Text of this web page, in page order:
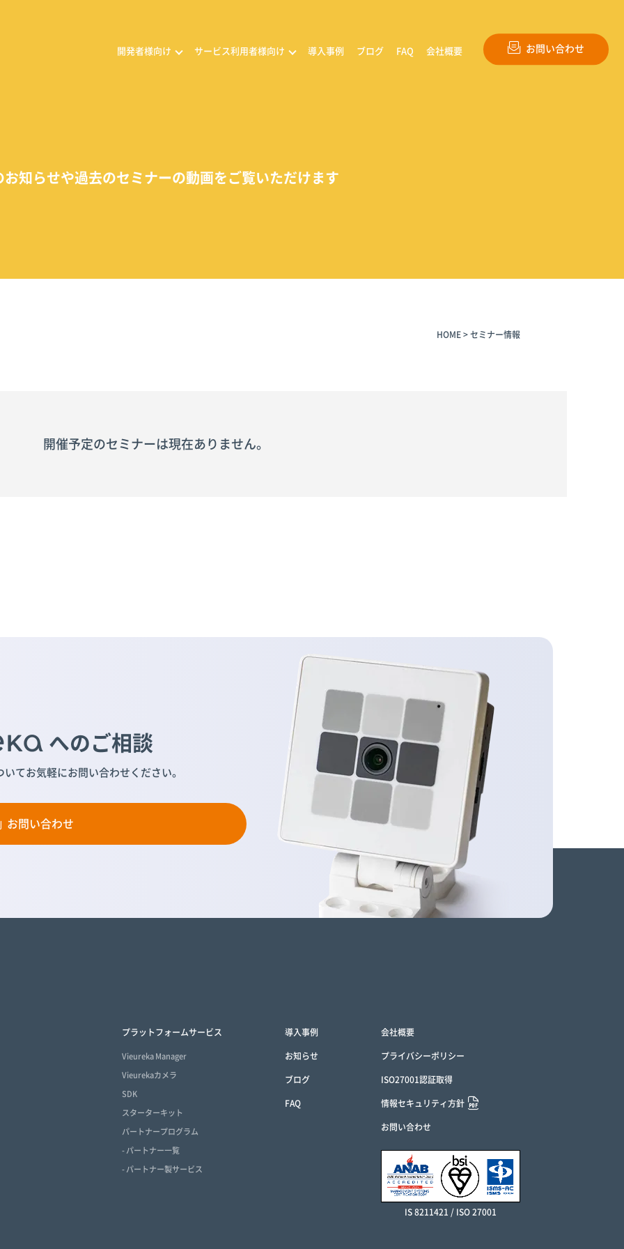
開発者様向け サービス利用者様向け 導入事例 ブログ FAQ 会社概要 お問い合わせ
ープログラム
活用の相談
知らせや過去のセミナーの動画をご覧いただけます
HOME> セミナー情報
開催予定のセミナーは現在ありません。
へのご相談
いてお気軽にお問い合わせください。
お問い合わせ
プラットフォームサービス
Vieureka Manager
Vieurekaカメラ
SDK
スターターキット
パートナープログラム
- パートナー一覧
- パートナー製サービス
導入事例
お知らせ
ブログ
FAQ
会社概要
プライバシーポリシー
ISO27001認証取得
情報セキュリティ方針
お問い合わせ
IS 8211421 / ISO 27001